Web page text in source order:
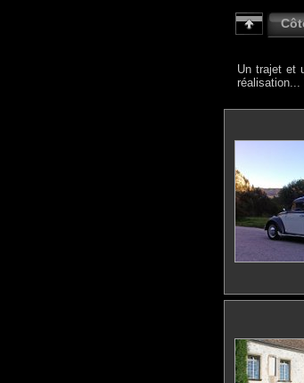
Un trajet et
réalisation...